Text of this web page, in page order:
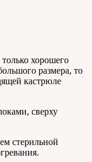
хорошего
размера, то
кастрюле
сверху
стерильной